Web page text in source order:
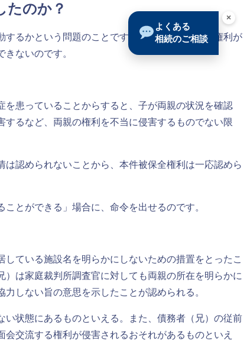
たのか？
るかという問題のことです。つまり、そういう権利が
ないのです。
患っていることからすると、子が両親の状況を確認
るなど、両親の権利を不当に侵害するものでない限
認められないことから、本件被保全権利は一応認めら
とができる」場合に、命令を出せるのです。
ている施設名を明らかにしないための措置をとったこ
は家庭裁判所調査官に対しても両親の所在を明らかに
しない旨の意思を示したことが認められる。
状態にあるものといえる。また、債務者（兄）の従前
交流する権利が侵害されるおそれがあるものといえ
よくある
相続のご相談
×